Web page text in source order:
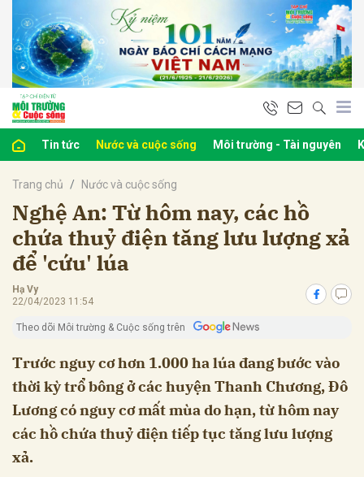
Tin tức Nước và cuộc sống Môi trường - Tài nguyên
Trang chủ Nước và cuộc sống
Nghệ An: Từ hôm nay, các hồ
chứa thuỷ điện tăng lưu lượng xả
để 'cứu' lúa
Hạ Vy
22/04/2023 11:54
Theo dõi Môi trường & Cuộc sống trên
Trước nguy cơ hơn 1.000 ha lúa đang bước vào
thời kỳ trổ bông ở các huyện Thanh Chương, Đô
Lương có nguy cơ mất mùa do hạn, từ hôm nay
các hồ chứa thuỷ điện tiếp tục tăng lưu lượng
xả.
luận